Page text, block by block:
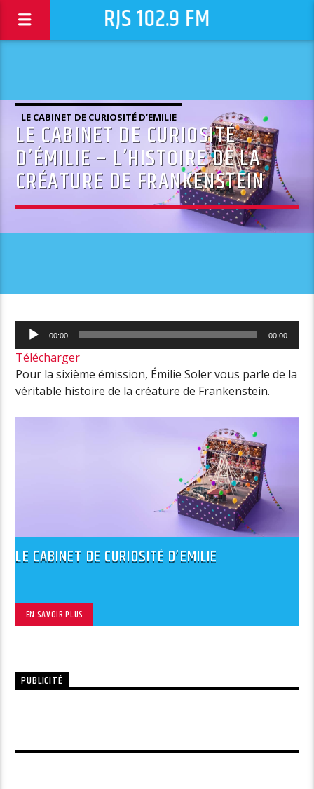
RJS 102.9 FM
LE CABINET DE CURIOSITÉ D’EMILIE
LE CABINET DE CURIOSITÉ
D’ÉMILIE – L’HISTOIRE DE LA
CRÉATURE DE FRANKENSTEIN
Lecteur
audio
00:00 00:00
Télécharger
Pour la sixième émission, Émilie Soler vous parle de la
véritable histoire de la créature de Frankenstein.
LE CABINET DE CURIOSITÉ D’EMILIE
EN SAVOIR PLUS
PUBLICITÉ